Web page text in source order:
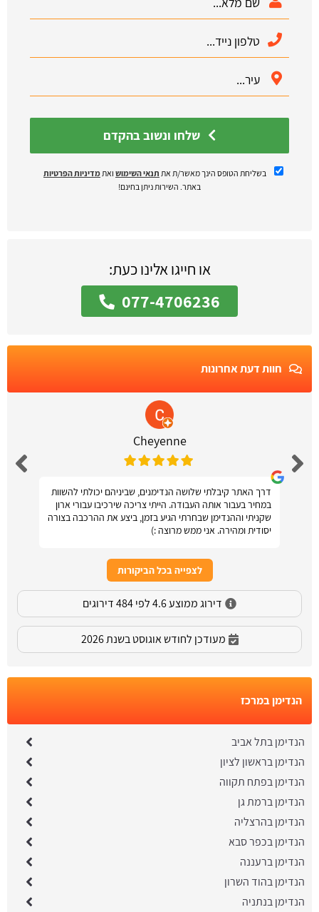
בשליחת הטופס הינך מאשר/ת את תנאי השימוש ואת מדיניות הפרטיות
באתר. השירות ניתן בחינם!
או חייגו אלינו כעת:
077-4706236
חוות דעת אחרונות
Cheyenne
דרך האתר קיבלתי שלושה הנדימנים, שביניהם יכולתי להשוות
במחיר בעבור אותה העבודה. הייתי צריכה שירכיבו עבורי ארון
שקניתי וההנדימן שבחרתי הגיע בזמן, ביצע את ההרכבה בצורה
יסודית ומהירה. אני ממש מרוצה :)
לצפייה בכל הביקורות
דירוג ממוצע 4.6 לפי 484 דירוגים
מעודכן לחודש אוגוסט בשנת 2026
הנדימן במרכז
הנדימן בתל אביב
הנדימן בראשון לציון
הנדימן בפתח תקווה
הנדימן ברמת גן
הנדימן בהרצליה
הנדימן בכפר סבא
הנדימן ברעננה
הנדימן בהוד השרון
הנדימן בנתניה